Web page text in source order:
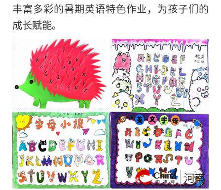
丰富多彩的暑期英语特色作业，为孩子们的
成长赋能。